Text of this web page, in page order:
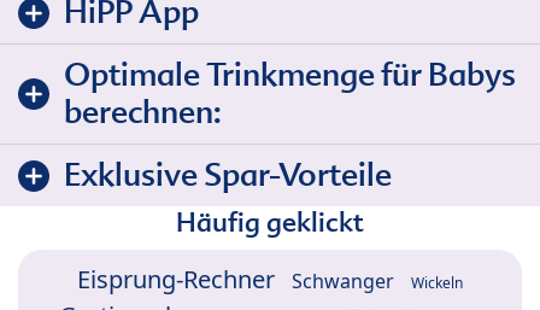
HiPP App
Optimale Trinkmenge für Babys
berechnen:
Exklusive Spar-Vorteile
Häufig geklickt
Eisprung-Rechner Schwanger Wickeln